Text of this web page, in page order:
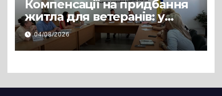
Компенсації на придбання
житла для ветеранів: у
Львівській РДА розглянули
нові заяви
04/08/2026